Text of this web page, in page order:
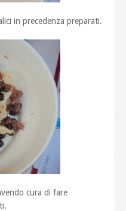
in precedenza preparati.
cura di fare